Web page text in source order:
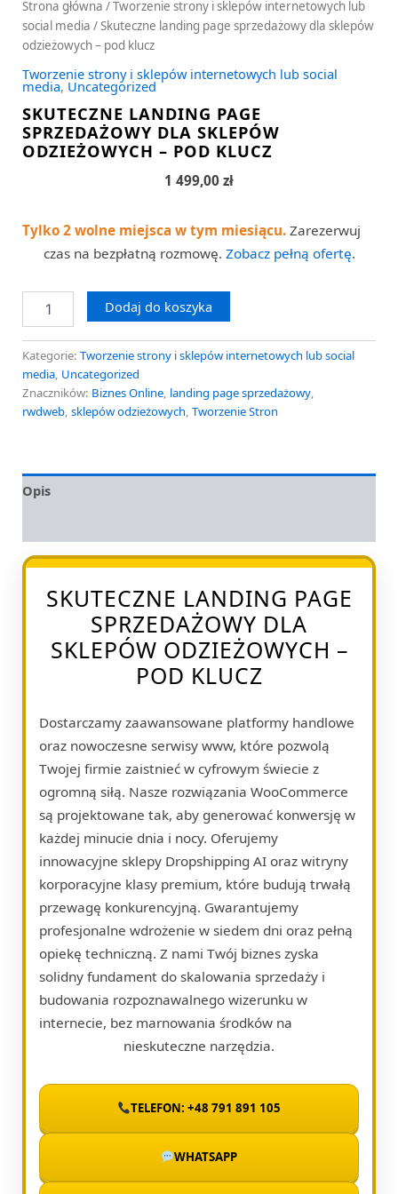
Strona główna /Tworzenie strony i sklepów internetowych lub
social media / Skuteczne landing page sprzedażowy dla sklepów
odzieżowych – pod klucz
Tworzenie strony i sklepów internetowych lub social
media, Uncategorized
SKUTECZNE LANDING PAGE
SPRZEDAŻOWY DLA SKLEPÓW
ODZIEŻOWYCH – POD KLUCZ
1 499,00 zł
Tylko 2 wolne miejsca w tym miesiącu. Zarezerwuj
czas na bezpłatną rozmowę. Zobacz pełną ofertę.
Dodaj do koszyka
Kategorie: Tworzenie strony i sklepów internetowych lub social
media, Uncategorized
Znaczników: Biznes Online, landing page sprzedażowy,
rwdweb, sklepów odzieżowych, Tworzenie Stron
Opis
SKUTECZNE LANDING PAGE
SPRZEDAŻOWY DLA
SKLEPÓW ODZIEŻOWYCH –
POD KLUCZ
Dostarczamy zaawansowane platformy handlowe
oraz nowoczesne serwisy www, które pozwolą
Twojej firmie zaistnieć w cyfrowym świecie z
ogromną siłą. Nasze rozwiązania WooCommerce
są projektowane tak, aby generować konwersję w
każdej minucie dnia i nocy. Oferujemy
innowacyjne sklepy Dropshipping AI oraz witryny
korporacyjne klasy premium, które budują trwałą
przewagę konkurencyjną. Gwarantujemy
profesjonalne wdrożenie w siedem dni oraz pełną
opiekę techniczną. Z nami Twój biznes zyska
solidny fundament do skalowania sprzedaży i
budowania rozpoznawalnego wizerunku w
internecie, bez marnowania środków na
nieskuteczne narzędzia.
TELEFON: +48 791 891 105
WHATSAPP